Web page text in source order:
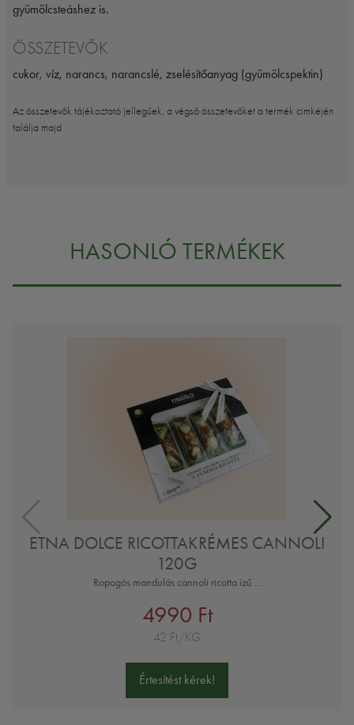
gyümölcsteáshez is.
ÖSSZETEVŐK
cukor, víz, narancs, narancslé, zselésítőanyag (gyümölcspektin)
Az összetevők tájékoztató jellegűek, a végső összetevőket a termék cimkéjén
találja majd
HASONLÓ TERMÉKEK
ETNA DOLCE RICOTTAKRÉMES CANNOLI
120G
Ropogós mandulás cannoli ricotta ízű ...
4990 Ft
42 Ft/KG
Értesítést kérek!